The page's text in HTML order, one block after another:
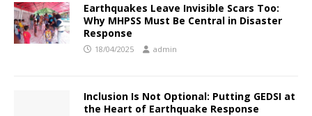
Earthquakes Leave Invisible Scars Too:
Why MHPSS Must Be Central in Disaster
Response
18/04/2025 admin
Inclusion Is Not Optional: Putting GEDSI at
the Heart of Earthquake Response